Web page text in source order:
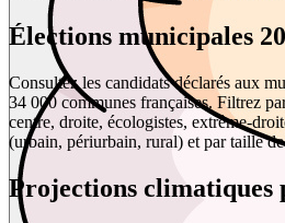
Élections municipales
Consultez les candidats déclarés aux
34 000 communes françaises. Filtrez
centre, droite, écologistes, extrême-
(urbain, périurbain, rural) et par taille
Projections climatiques